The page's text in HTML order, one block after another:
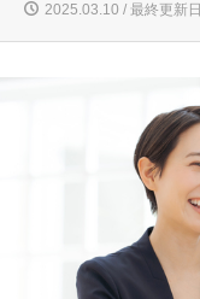
2025.03.10 / 最終更新